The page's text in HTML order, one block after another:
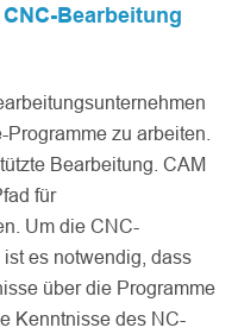
Bearbeitung
zu arbeiten.
Bearbeitung. CAM
für
Um die CNC-
es notwendig, dass
über die Programme
Kenntnisse des NC-